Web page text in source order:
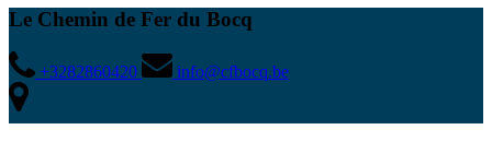
Le Chemin de Fer du Bocq
+3282860420 info@cfbocq.be